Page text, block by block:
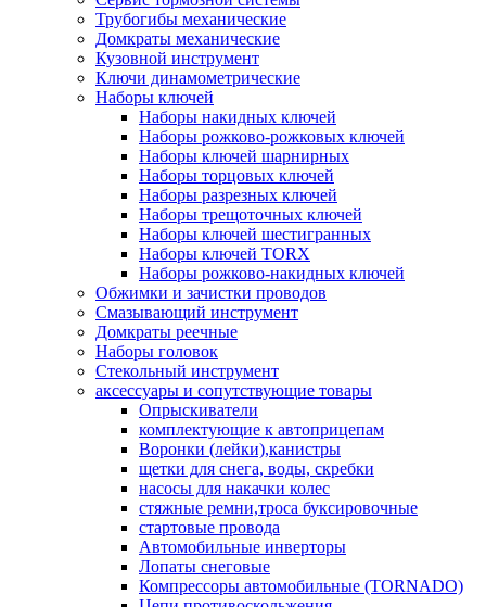
Трубогибы механические
Домкраты механические
Кузовной инструмент
Ключи динамометрические
Наборы ключей
Наборы накидных ключей
Наборы рожково-рожковых ключей
Наборы ключей шарнирных
Наборы торцовых ключей
Наборы разрезных ключей
Наборы трещоточных ключей
Наборы ключей шестигранных
Наборы ключей TORX
Наборы рожково-накидных ключей
Обжимки и зачистки проводов
Смазывающий инструмент
Домкраты реечные
Наборы головок
Стекольный инструмент
аксессуары и сопутствующие товары
Опрыскиватели
комплектующие к автоприцепам
Воронки (лейки),канистры
щетки для снега, воды, скребки
насосы для накачки колес
стяжные ремни,троса буксировочные
стартовые провода
Автомобильные инверторы
Лопаты снеговые
Компрессоры автомобильные (TORNADO)